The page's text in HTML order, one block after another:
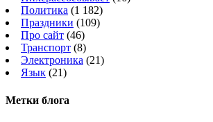
Политика (1 182)
Праздники (109)
Про сайт (46)
Транспорт (8)
Электроника (21)
Язык (21)
Метки блога